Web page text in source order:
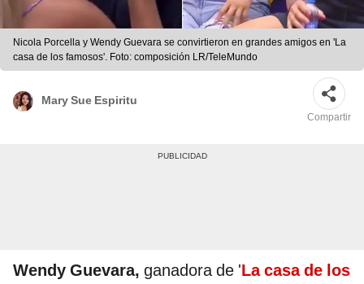
Nicola Porcella y Wendy Guevara se convirtieron en grandes amigos en 'La
casa de los famosos'. Foto: composición LR/TeleMundo
Mary Sue Espiritu
Compartir
Wendy Guevara, ganadora de 'La casa de los